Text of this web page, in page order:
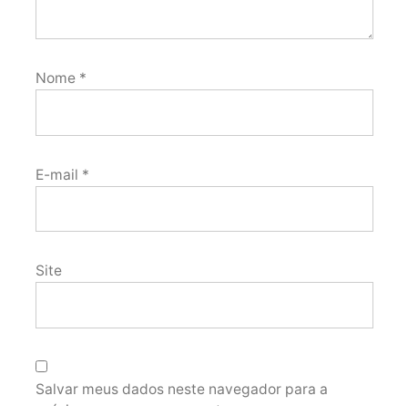
Nome *
E-mail *
Site
Salvar meus dados neste navegador para a